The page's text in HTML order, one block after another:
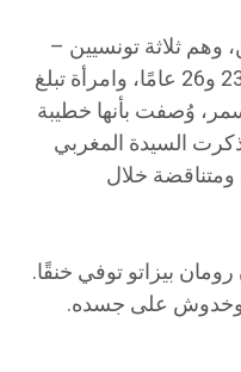
وهم ثلاثة تونسيين –
شقيقان يبلغان من العمر 23 و26 عامًا، وامرأة تبلغ
تُدعى سمر، وُصفت بأنها خطيبة
السيدة المغربي
ومتناقضة خلال
بيزاتو توفي خنقًا.
وخدوش على جسده.